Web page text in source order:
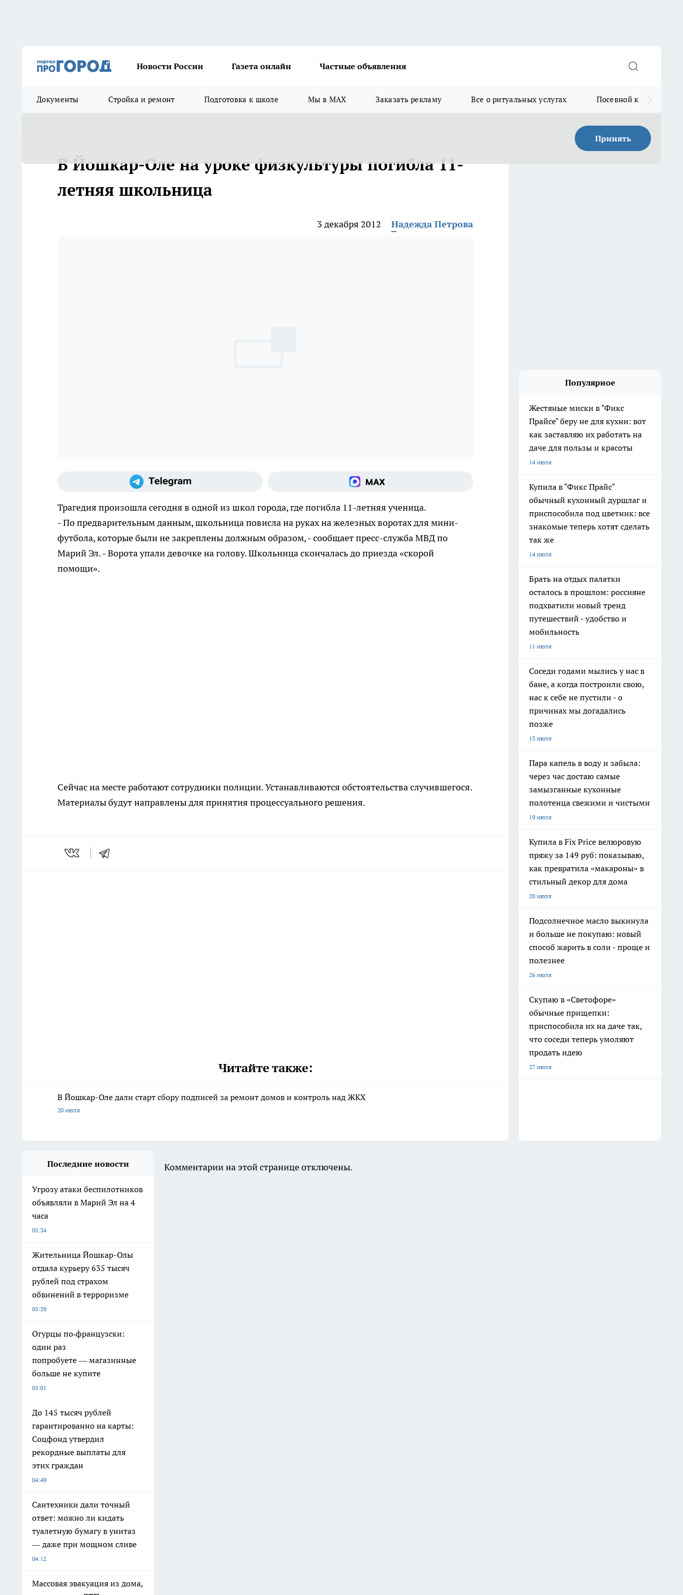
Новости России Газета онлайн Частные объявления
Документы Стройка и ремонт Подготовка к школе Мы в MAX Заказать рекламу Все о ритуальных услугах Посевной календарь
Принять
В Йошкар-Оле на уроке физкультуры погибла 11-
летняя школьница
3 декабря 2012 Надежда Петрова
Трагедия произошла сегодня в одной из школ города, где погибла 11-летняя ученица.
- По предварительным данным, школьница повисла на руках на железных воротах для мини-
футбола, которые были не закреплены должным образом, - сообщает пресс-служба МВД по
Марий Эл. - Ворота упали девочке на голову. Школьница скончалась до приезда «скорой
помощи».
Сейчас на месте работают сотрудники полиции. Устанавливаются обстоятельства случившегося.
Материалы будут направлены для принятия процессуального решения.
Читайте также:
В Йошкар-Оле дали старт сбору подписей за ремонт домов и контроль над ЖКХ
20 июля
Популярное
Жестяные миски в "Фикс
Прайсе" беру не для кухни: вот
как заставляю их работать на
даче для пользы и красоты
14 июля
Купила в "Фикс Прайс"
обычный кухонный дуршлаг и
приспособила под цветник: все
знакомые теперь хотят сделать
так же
14 июля
Брать на отдых палатки
осталось в прошлом: россияне
подхватили новый тренд
путешествий - удобство и
мобильность
11 июля
Соседи годами мылись у нас в
бане, а когда построили свою,
нас к себе не пустили - о
причинах мы догадались
позже
13 июля
Пара капель в воду и забыла:
через час достаю самые
замызганные кухонные
полотенца свежими и чистыми
19 июля
Купила в Fix Price велюровую
пряжу за 149 руб: показываю,
как превратила «макароны» в
стильный декор для дома
20 июля
Подсолнечное масло выкинула
и больше не покупаю: новый
способ жарить в соли - проще и
полезнее
26 июля
Скупаю в «Светофоре»
обычные прищепки:
приспособила их на даче так,
что соседи теперь умоляют
продать идею
27 июля
Последние новости
Угрозу атаки беспилотников
объявляли в Марий Эл на 4
часа
05:34
Жительница Йошкар-Олы
отдала курьеру 635 тысяч
рублей под страхом
обвинений в терроризме
05:29
Огурцы по‑французски:
один раз
попробуете — магазинные
больше не купите
05:01
До 145 тысяч рублей
гарантированно на карты:
Соцфонд утвердил
рекордные выплаты для
этих граждан
04:49
Сантехники дали точный
ответ: можно ли кидать
туалетную бумагу в унитаз
— даже при мощном сливе
04:12
Массовая эвакуация из дома,
Комментарии на этой странице отключены.